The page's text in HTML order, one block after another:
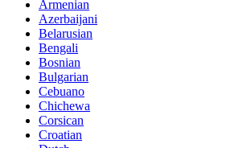
Armenian
Azerbaijani
Belarusian
Bengali
Bosnian
Bulgarian
Cebuano
Chichewa
Corsican
Croatian